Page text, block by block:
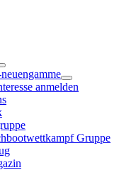
anmelden
Gruppe